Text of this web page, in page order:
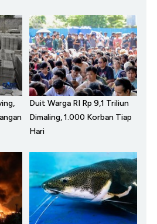
Duit Warga RI Rp 9,1 Triliun
Dimaling, 1.000 Korban Tiap
Hari